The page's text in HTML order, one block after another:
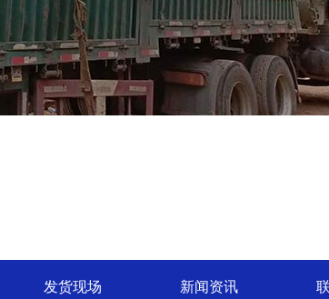
发货现场 新闻资讯